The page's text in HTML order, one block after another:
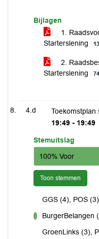
Bijlagen
1.
Starterslening
2.
Starterslening
4.d
Toekomstplan
19:49 - 19:49
Stemuitslag
100% Voor
Toon stemmen
GGS (4), POS
BurgerBelangen
GroenLinks (3),